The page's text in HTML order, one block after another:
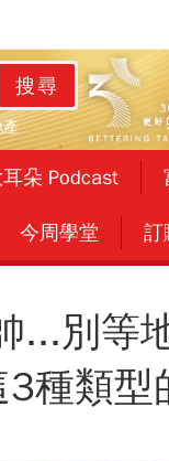
搜尋
產
朵 Podcast
今周學堂 訂
...別等
種類型